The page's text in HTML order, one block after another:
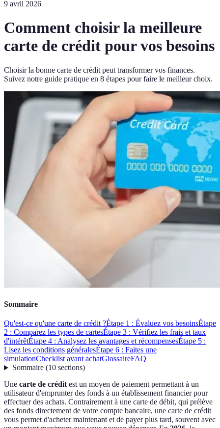
9 avril 2026
Comment choisir la meilleure
carte de crédit pour vos besoins
Choisir la bonne carte de crédit peut transformer vos finances.
Suivez notre guide pratique en 8 étapes pour faire le meilleur choix.
Sommaire
Qu'est-ce qu'une carte de crédit ?Étape 1 : Évaluez vos besoinsÉtape
2 : Comparez les types de cartesÉtape 3 : Vérifiez les frais et taux
d'intérêtÉtape 4 : Analysez les avantages et récompensesÉtape 5 :
Lisez les conditions généralesÉtape 6 : Faites une
simulationChecklist avant achatGlossaireFAQ
Sommaire(10 sections)
Une carte de créditest un moyen de paiement permettant à un
utilisateur d'emprunter des fonds à un établissement financier pour
effectuer des achats. Contrairement à une carte de débit, qui prélève
des fonds directement de votre compte bancaire, une carte de crédit
vous permet d'acheter maintenant et de payer plus tard, souvent avec